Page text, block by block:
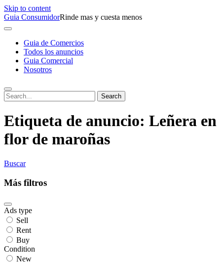
Skip to content
Guia ConsumidorRinde mas y cuesta menos
Guia de Comercios
Todos los anuncios
Guia Comercial
Nosotros
Etiqueta de anuncio: Leñera en
flor de maroñas
Buscar
Más filtros
Ads type
Sell
Rent
Buy
Condition
New